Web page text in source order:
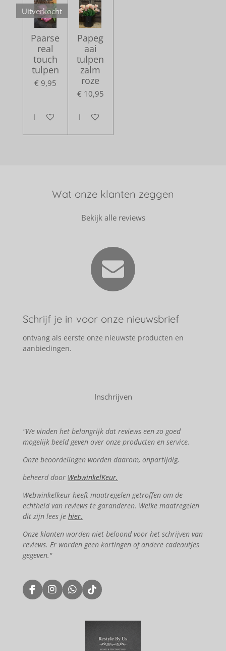
Uitverkocht
Paarse
real
touch
tulpen
€ 9,95
Houd mij op de hoogte
Papeg
aai
tulpen
zalm
roze
€ 10,95
In winkelwagen
Wat onze klanten zeggen
Bekijk alle reviews
Schrijf je in voor onze nieuwsbrief
ontvang als eerste onze nieuwste producten en
aanbiedingen.
Inschrijven
"We vinden het belangrijk dat reviews een zo goed
mogelijk beeld geven over onze producten en service.
Onze beoordelingen worden daarom, onpartijdig,
beheerd door WebwinkelKeur.
Webwinkelkeur heeft maatregelen getroffen om de
echtheid van reviews te garanderen. Welke maatregelen
dit zijn lees je hier.
Onze klanten worden niet beloond voor het schrijven van
reviews. Er worden geen kortingen of andere cadeautjes
gegeven."
F
a
I
n
W
h
T
i
T